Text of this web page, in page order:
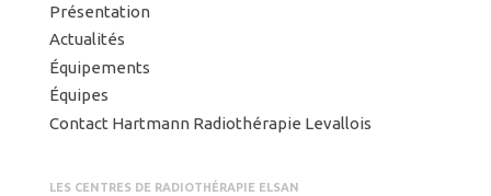
Présentation
Actualités
Équipements
Équipes
Contact Hartmann Radiothérapie Levallois
LES CENTRES DE RADIOTHÉRAPIE ELSAN